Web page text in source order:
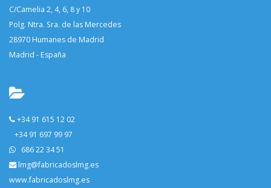
C/Camelia 2, 4, 6, 8 y 10
Polg. Ntra. Sra. de las Mercedes
28970 Humanes de Madrid
Madrid - España
+34 91 615 12 02
+34 91 697 99 97
686 22 34 51
lmg@fabricadoslmg.es
www.fabricadoslmg.es